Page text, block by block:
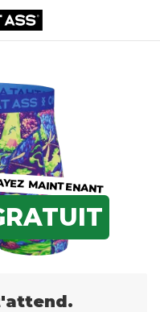
MAINTENANT